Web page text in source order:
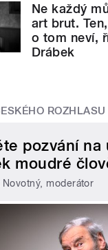
Ne každý
art brut.
o tom neví,
Drábek
ROZHLASU
pozvání na
moudré
Novotný, moderátor